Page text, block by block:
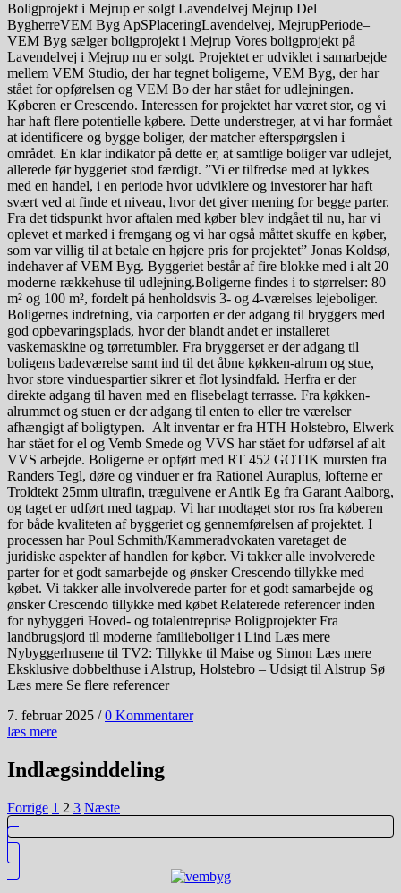
Boligprojekt i Mejrup er solgt Lavendelvej Mejrup Del
BygherreVEM Byg ApSPlaceringLavendelvej, MejrupPeriode–
VEM Byg sælger boligprojekt i Mejrup Vores boligprojekt på
Lavendelvej i Mejrup nu er solgt. Projektet er udviklet i samarbejde
mellem VEM Studio, der har tegnet boligerne, VEM Byg, der har
stået for opførelsen og VEM Bo der har stået for udlejningen.
Køberen er Crescendo. Interessen for projektet har været stor, og vi
har haft flere potentielle købere. Dette understreger, at vi har formået
at identificere og bygge boliger, der matcher efterspørgslen i
området. En klar indikator på dette er, at samtlige boliger var udlejet,
allerede før byggeriet stod færdigt. ”Vi er tilfredse med at lykkes
med en handel, i en periode hvor udviklere og investorer har haft
svært ved at finde et niveau, hvor det giver mening for begge parter.
Fra det tidspunkt hvor aftalen med køber blev indgået til nu, har vi
oplevet et marked i fremgang og vi har også måttet skuffe en køber,
som var villig til at betale en højere pris for projektet” Jonas Koldsø,
indehaver af VEM Byg. Byggeriet består af fire blokke med i alt 20
moderne rækkehuse til udlejning.Boligerne findes i to størrelser: 80
m² og 100 m², fordelt på henholdsvis 3- og 4-værelses lejeboliger.
Boligernes indretning, via carporten er der adgang til bryggers med
god opbevaringsplads, hvor der blandt andet er installeret
vaskemaskine og tørretumbler. Fra bryggerset er der adgang til
boligens badeværelse samt ind til det åbne køkken-alrum og stue,
hvor store vinduespartier sikrer et flot lysindfald. Herfra er der
direkte adgang til haven med en flisebelagt terrasse. Fra køkken-
alrummet og stuen er der adgang til enten to eller tre værelser
afhængigt af boligtypen. Alt inventar er fra HTH Holstebro, Elwerk
har stået for el og Vemb Smede og VVS har stået for udførsel af alt
VVS arbejde. Boligerne er opført med RT 452 GOTIK mursten fra
Randers Tegl, døre og vinduer er fra Rationel Auraplus, lofterne er
Troldtekt 25mm ultrafin, trægulvene er Antik Eg fra Garant Aalborg,
og taget er udført med tagpap. Vi har modtaget stor ros fra køberen
for både kvaliteten af byggeriet og gennemførelsen af projektet. I
processen har Poul Schmith/Kammeradvokaten varetaget de
juridiske aspekter af handlen for køber. Vi takker alle involverede
parter for et godt samarbejde og ønsker Crescendo tillykke med
købet. Vi takker alle involverede parter for et godt samarbejde og
ønsker Crescendo tillykke med købet Relaterede referencer inden
for nybyggeri Hoved- og totalentreprise Boligprojekter Fra
landbrugsjord til moderne familieboliger i Lind Læs mere
Nybyggerhusene til TV2: Tillykke til Maise og Simon Læs mere
Eksklusive dobbelthuse i Alstrup, Holstebro – Udsigt til Alstrup Sø
Læs mere Se flere referencer
7. februar 2025 / 0 Kommentarer
læs mere
Indlægsinddeling
Forrige 1 2 3 Næste